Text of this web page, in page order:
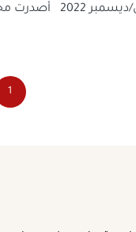
الجزيرة نت 25 كانون الأول/
1